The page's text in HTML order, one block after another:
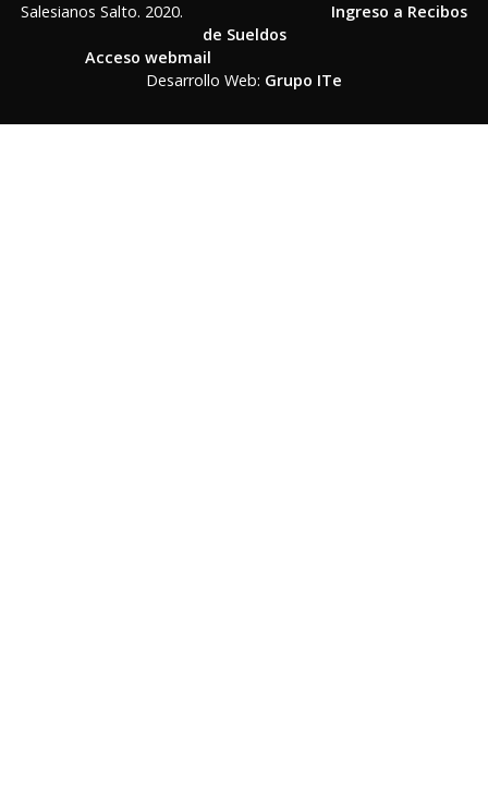
Salesianos Salto. 2020. Ingreso a Recibos
de Sueldos
Acceso webmail
Desarrollo Web: Grupo ITe